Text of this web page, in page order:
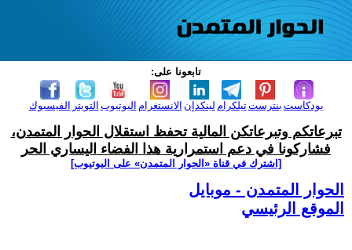
تابعونا على:
الفيسبوك التويتر اليوتيوب الانستغرام لينكدإن تيلكرامبنترست بودكاست
تبرعاتكم وتبرعاتكن المالية تحفظ استقلال الحوار المتمدن،
فشاركونا في دعم استمرارية هذا الفضاء اليساري الحر
[اشترك في قناة ‫«الحوار المتمدن» على اليوتيوب]
الحوار المتمدن - موبايل
الموقع الرئيسي